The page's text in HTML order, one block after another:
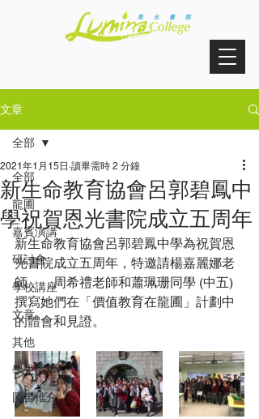
文章
全部
龍圃
嘉賓演講
研討會
學校講座
文章
其他
學生故事
圖書推介
全部
新生命教育協會呂郭碧鳳中
學祝賀恩光書院成立五周年
2021年1月15日 讀畢需時 2 分鐘
新生命教育協會呂郭碧鳳中學為祝賀恩
光書院成立五周年，特邀請楊嘉麗娜老
師 、   周希禮老師和蕭珮珊同學 (中五)
撰寫她們在「價值教育在龍圃」計劃中
的體會和見證。